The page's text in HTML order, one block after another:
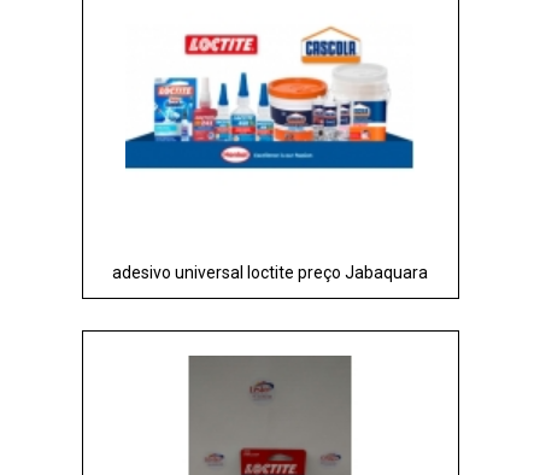
adesivo universal loctite preço Jabaquara